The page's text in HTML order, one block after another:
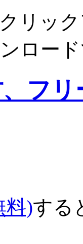
リッ
ロー
フ
料)する